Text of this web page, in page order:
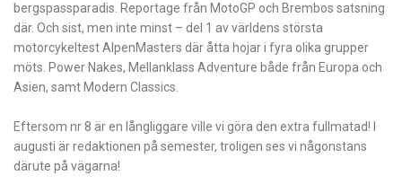
bergspassparadis. Reportage från MotoGP och Brembos satsning
där. Och sist, men inte minst – del 1 av världens största
motorcykeltest AlpenMasters där åtta hojar i fyra olika grupper
möts. Power Nakes, Mellanklass Adventure både från Europa och
Asien, samt Modern Classics.
Eftersom nr 8 är en långliggare ville vi göra den extra fullmatad! I
augusti är redaktionen på semester, troligen ses vi någonstans
därute på vägarna!